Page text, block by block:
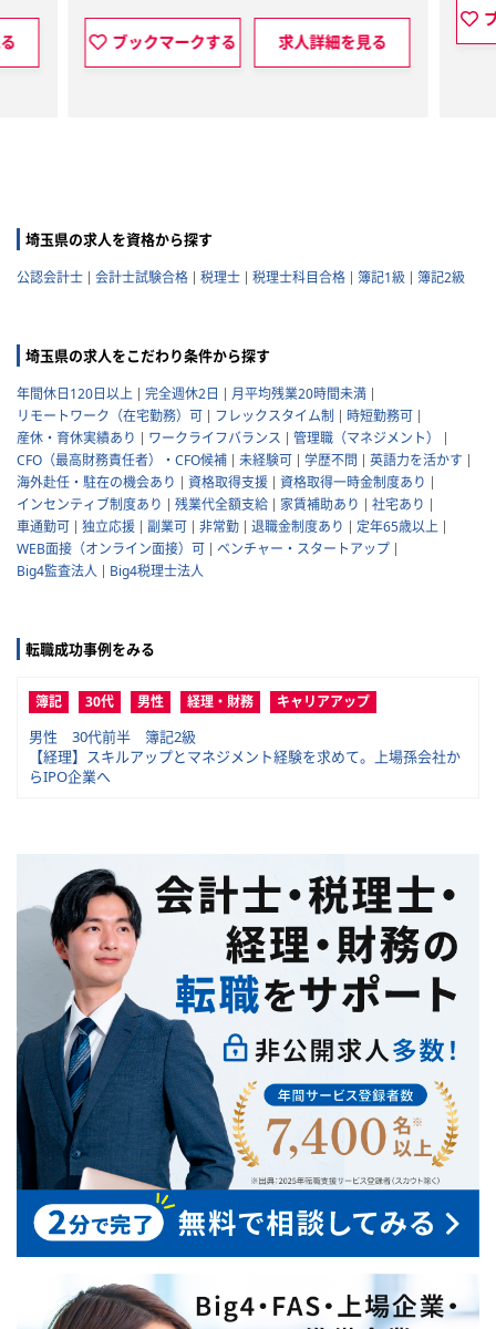
ブックマークする 求人詳細を見る
埼玉県の求人を資格から探す
公認会計士 会計士試験合格 税理士 税理士科目合格 簿記1級 簿記2級
埼玉県の求人をこだわり条件から探す
年間休日120日以上 完全週休2日
月平均残業20時間未満
リモートワーク（在宅勤務）可
フレックスタイム制
時短勤務可
産休・育休実績あり
ワークライフバランス
管理職（マネジメント）
CFO（最高財務責任者）・CFO候補
未経験可 学歴不問
英語力を活かす
海外赴任・駐在の機会あり
資格取得支援
資格取得一時金制度あり
インセンティブ制度あり
残業代全額支給 家賃補助あり
社宅あり
車通勤可
独立応援 副業可 非常勤 退職金制度あり
定年65歳以上
WEB面接（オンライン面接）可
ベンチャー・スタートアップ
Big4監査法人
Big4税理士法人
転職成功事例をみる
簿記 30代 男性 経理・財務 キャリアアップ
男性 30代前半 簿記2級
【経理】スキルアップとマネジメント経験を求めて。上場孫会社か
らIPO企業へ